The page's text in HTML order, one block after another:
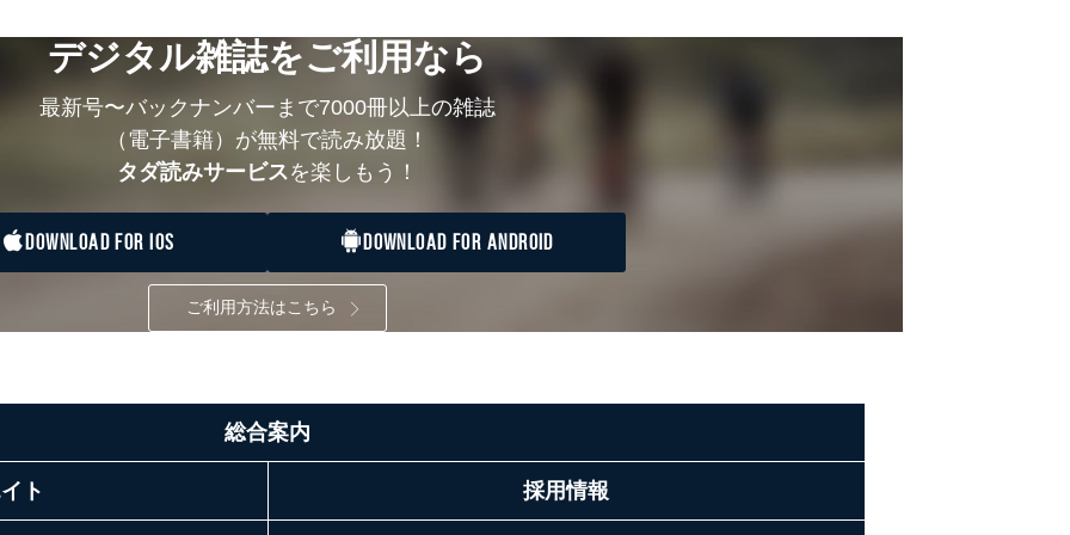
デジタル雑誌をご利用なら
最新号〜バックナンバーまで7000冊以上の雑誌
（電子書籍）が無料で読み放題！
タダ読みサービスを楽しもう！
DOWNLOAD FOR IOS DOWNLOAD FOR ANDROID
ご利用方法はこちら
総合案内
ト 採用情報